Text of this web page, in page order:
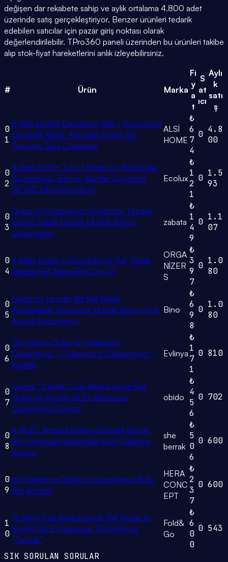
değişen dar rekabete sahip ve aylık ortalama 4.800 adet
üzerinde satış gerçekleştiriyor. Benzer ürünleri tedarik
edebilen satıcılar için pazar giriş noktası olarak
değerlendirilebilir. TPro360 paneli üzerinden bu ürünleri takibe
alıp stok-fiyat hareketlerini anlık izleyebilirsiniz.
# Ürün Marka
Fi
y
a
t
S
at
ıcı
Aylı
k
satı
ş
0
1
8 Katlı Mutfak Depolama Rafı - Korozyona
Dayanıklı Metal, Kompakt Dolap Altı
Tencere Tava Organizer
ALSİ
HOME
₺
6
7
4
0 4.8
00
0
2
4 Adet ECO+ 3.5 Lt Dolap Içi, Buzdolabı
Düzenleyici, Banyo, Mutfak Organizer
BEYAZ 24cm16cm11cm
Ecolux
₺
1
2
1
0 1.5
93
0
3
Dolap Içi Düzenleyici Organizer Tezgah
Banyo Tabak Bardak Mutfak Banyo
Düzenleme
zabata
₺
1
4
9
0 1.1
07
0
4
4 Adet Dolap İçi Düzenleyici Raf Tabak
Bardak Rafı Metal Raf Org-01
ORGA
NİZER
S
₺
3
9
7
0 1.0
80
0
5
Dolap İçi Tezgah Altı Raf Metal
Ayarlanabilir Organizer Mutfak Banyo Çok
Amaçlı Düzenleyici
Bino
₺
6
9
8
0 1.0
80
0
6
13'lü Parça Dolap Içi Çekmece
Düzenleyici - Çekmece İçi Düzenleyici -
Kaşıklık
Evlinya
₺
1
7
1
0 810
0
7
Lavine *3 Adet* Çok Amaçlı Kayar Raf
Dolap Içi Kıyafet Ve Ev Aksesuarı
Düzenleyici ”beyaz”
obido
₺
4
5
6
0 702
0
8
4 ADET Antrasit Kumaş Destekli Büyük
Boy Fermuarlı Katlanabilir Hurç Saklama
Kutusu
she
berrak
₺
5
0
6
0 600
0
9
6'lı Çekmece Dolap Içi Düzenleyici Kutu
Set Antrasit
HERA
CONC
EPT
₺
2
3
7
0 600
1
0
(3 Adet) Çok Amaçlı Kayar Raf Dolap İçi
Kıyafet Ve Ev Aksesuarı Düzenleyici
”Toprak”
Fold&
Go
₺
6
0
0
0 543
SIK SORULAN SORULAR